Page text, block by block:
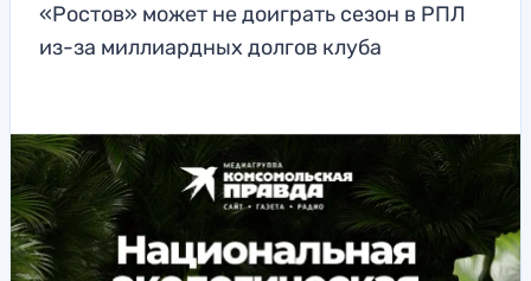
«Ростов» может не доиграть сезон в РПЛ
из-за миллиардных долгов клуба